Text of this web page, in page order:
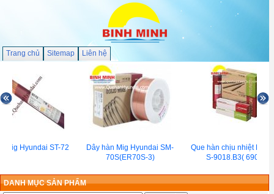
Trang chủ Sitemap Liên hệ
Tig Hyundai ST-72
Dây hàn Mig Hyundai SM-
70S(ER70S-3)
Que hàn chịu nhiệt
S-9018.B3( 690℃)
DANH MỤC SẢN PHẨM